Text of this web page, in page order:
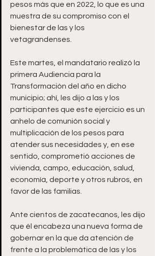
pesos más que en 2022, lo que es una
muestra de su compromiso con el
bienestar de las y los
vetagrandenses.
Este martes, el mandatario realizó la
primera Audiencia para la
Transformación del año en dicho
municipio; ahí, les dijo a las y los
participantes que este ejercicio es un
anhelo de comunión social y
multiplicación de los pesos para
atender sus necesidades y, en ese
sentido, comprometió acciones de
vivienda, campo, educación, salud,
economía, deporte y otros rubros, en
favor de las familias.
Ante cientos de zacatecanos, les dijo
que él encabeza una nueva forma de
gobernar en la que da atención de
frente a la problemática de las y los